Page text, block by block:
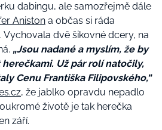
dabingu, ale samozřejmě dále
Aniston a občas si ráda
dvě šikovné dcery, na
„Jsou nadané a myslím, že by
Už pár rolí natočily,
Cenu Františka Filipovského,“
že jablko opravdu nepadlo
životě je tak herečka
září.